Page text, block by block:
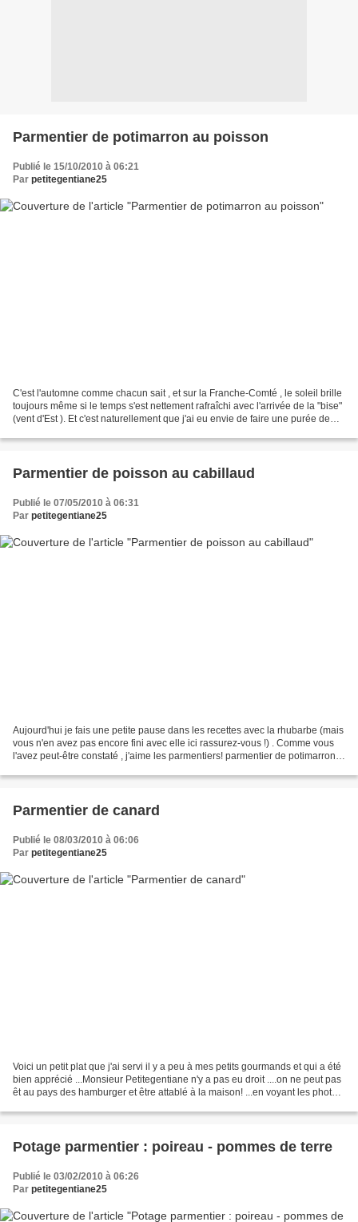
Parmentier de potimarron au poisson
Publié le 15/10/2010 à 06:21
Par petitegentiane25
C'est l'automne comme chacun sait , et sur la Franche-Comté , le soleil brille
toujours même si le temps s'est nettement rafraîchi avec l'arrivée de la "bise"
(vent d'Est ). Et c'est naturellement que j'ai eu envie de faire une purée de
Parmentier de poisson au cabillaud
Publié le 07/05/2010 à 06:31
Par petitegentiane25
Aujourd'hui je fais une petite pause dans les recettes avec la rhubarbe (mais
vous n'en avez pas encore fini avec elle ici rassurez-vous !) . Comme vous
l'avez peut-être constaté , j'aime les parmentiers! parmentier de potimarron
Parmentier de canard
Publié le 08/03/2010 à 06:06
Par petitegentiane25
Voici un petit plat que j'ai servi il y a peu à mes petits gourmands et qui a été
bien apprécié ...Monsieur Petitegentiane n'y a pas eu droit ....on ne peut pas
êt au pays des hamburger et être attablé à la maison! ...en voyant les photos
Potage parmentier : poireau - pommes de terre
Publié le 03/02/2010 à 06:26
Par petitegentiane25